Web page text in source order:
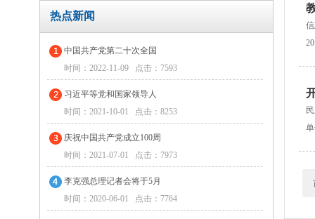
热点新闻
中国共产党第二十次全国
时间：2022-11-09 点击：7593
习近平等党和国家领导人
时间：2021-10-01 点击：8253
庆祝中国共产党成立100周
时间：2021-07-01 点击：7973
李克强总理记者会将于5月
时间：2020-06-01 点击：7764